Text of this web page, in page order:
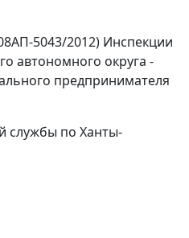
5043/2012) Инспекции
автономного округа -
предпринимателя
службы по Ханты-